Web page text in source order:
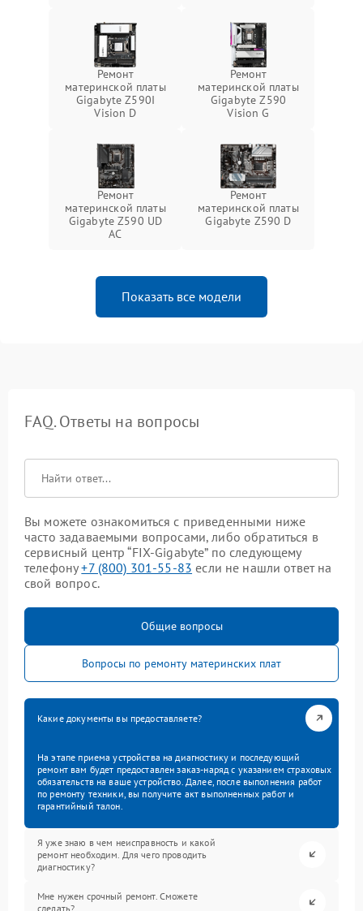
Ремонт
материнской платы
Gigabyte Z590I
Vision D
Ремонт
материнской платы
Gigabyte Z590
Vision G
Ремонт
материнской платы
Gigabyte Z590 UD
AC
Ремонт
материнской платы
Gigabyte Z590 D
Показать все модели
FAQ. Ответы на вопросы
Вы можете ознакомиться с приведенными ниже
часто задаваемыми вопросами, либо обратиться в
сервисный центр “FIX-Gigabyte” по следующему
телефону+7 (800) 301-55-83 если не нашли ответ на
свой вопрос.
Общие вопросы
Вопросы по ремонту материнских плат
Какие документы вы предоставляете?
На этапе приема устройства на диагностику и последующий
ремонт вам будет предоставлен заказ-наряд с указанием страховых
обязательств на ваше устройство. Далее, после выполнения работ
по ремонту техники, вы получите акт выполненных работ и
гарантийный талон.
Я уже знаю в чем неисправность и какой
ремонт необходим. Для чего проводить
диагностику?
Мне нужен срочный ремонт. Сможете
сделать?